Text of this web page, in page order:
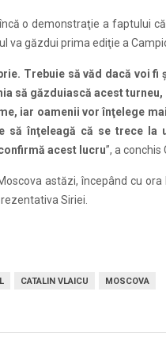
o demonstraţie a faptului
va găzdui prima ediţie a
Trebuie să văd dacă voi fi
să găzduiască acest
iar oamenii vor înţelege
să înţeleagă că se trece la
acest lucru”, a conchis
astăzi, începând cu
Siriei.
CATALIN VLAICU MOSCOVA